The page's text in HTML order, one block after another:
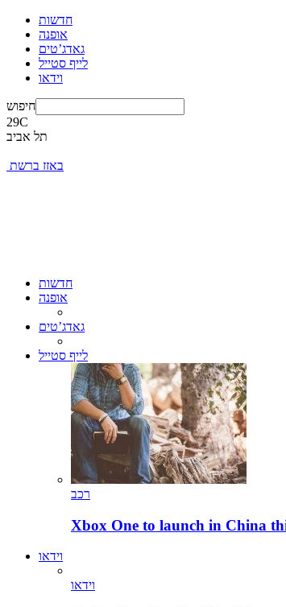
חדשות
אופנה
גאדג’טים
לייף סטייל
וידאו
חיפוש
29C
תל אביב
באזז ברשת
חדשות
אופנה
גאדג’טים
לייף סטייל
רכב
Xbox One to launch in China
וידאו
וידאו